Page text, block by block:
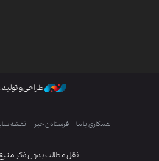
نقل مطالب بدون ذکر
طراحی و
همکاری با ما فرستادن خبر نقشه